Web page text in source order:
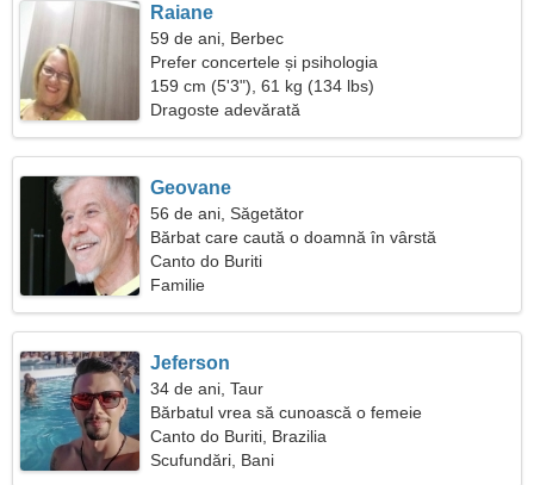
Raiane
59 de ani, Berbec
Prefer concertele și psihologia
159 cm (5'3"), 61 kg (134 lbs)
Dragoste adevărată
Geovane
56 de ani, Săgetător
Bărbat care caută o doamnă în vârstă
Canto do Buriti
Familie
Jeferson
34 de ani, Taur
Bărbatul vrea să cunoască o femeie
Canto do Buriti, Brazilia
Scufundări, Bani